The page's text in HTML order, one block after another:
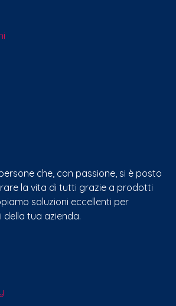
che, con passione, si è posto
la vita di tutti grazie a prodotti
soluzioni eccellenti per
della tua azienda.